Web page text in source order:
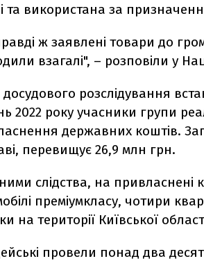
та використана за
ж заявлені товари до
взагалі", – розповіли у
досудового розслідування
2022 року учасники групи
державних коштів.
перевищує 26,9 млн грн.
слідства, на
преміумкласу, чотири
на території Київської
провели понад два